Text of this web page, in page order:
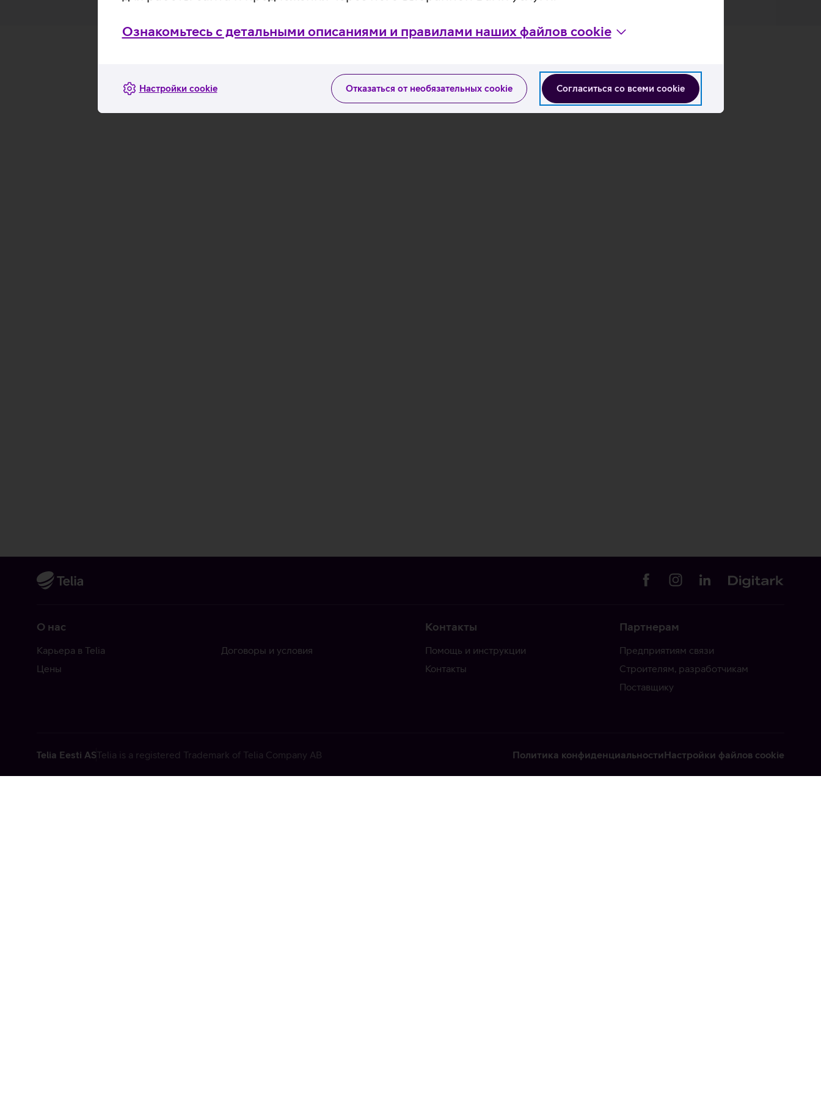
Ознакомьтесь с детальными описаниями и правилами наших файлов cookie
Согласиться со всеми cookie
Отказаться от необязательных cookie
Настройки cookie
О нас
Карьера в Telia
Цены
Договоры и условия
Контакты
Помощь и инструкции
Контакты
Партнерам
Предприятиям связи
Строителям, разработчикам
Поставщику
Telia Eesti ASTelia is a registered Trademark of Telia Company AB Политика конфиденциальностиНастройки файлов cookie